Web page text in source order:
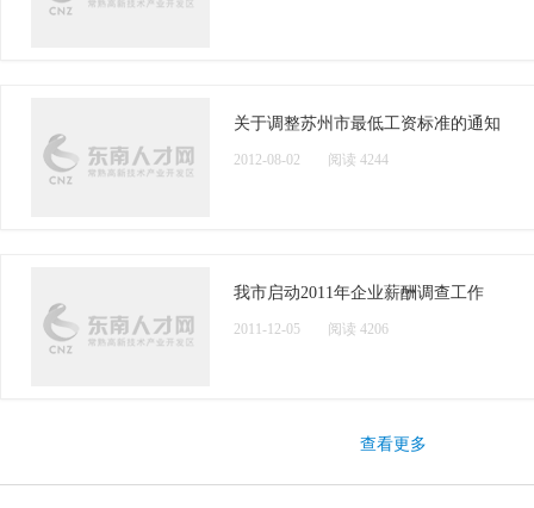
关于调整苏州市最低工资标准的通知
2012-08-02 阅读 4244
我市启动2011年企业薪酬调查工作
2011-12-05 阅读 4206
查看更多